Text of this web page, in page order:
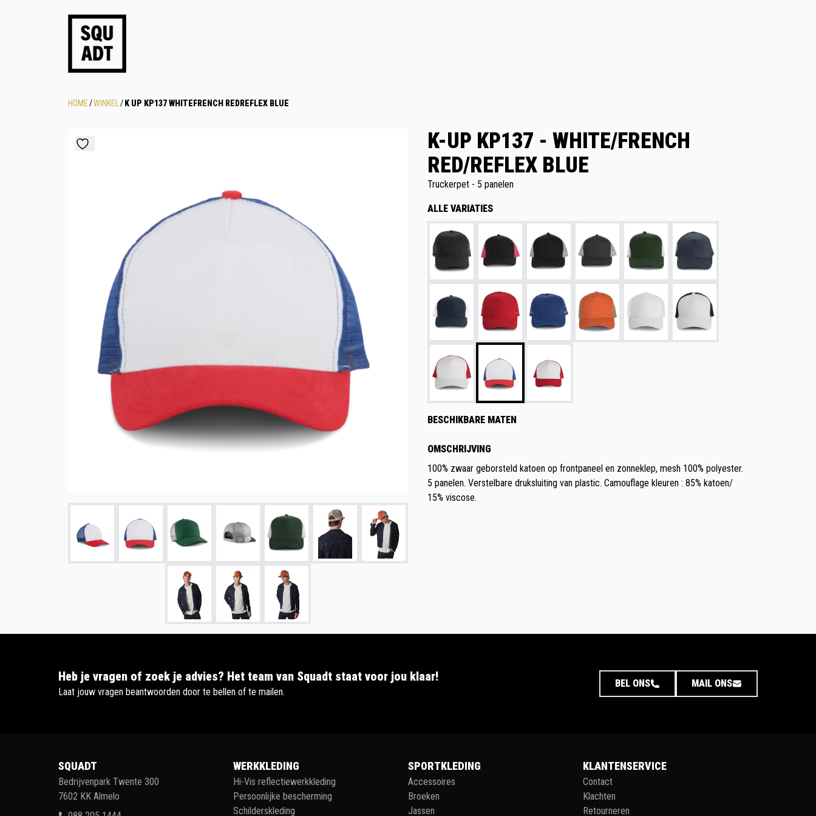
HOME/WINKEL / K UP KP137 WHITEFRENCH REDREFLEX BLUE
K-UP KP137 - WHITE/FRENCH
RED/REFLEX BLUE
Truckerpet - 5 panelen
ALLE VARIATIES
BESCHIKBARE MATEN
OMSCHRIJVING
100% zwaar geborsteld katoen op frontpaneel en zonneklep, mesh 100% polyester.
5 panelen. Verstelbare druksluiting van plastic. Camouflage kleuren : 85% katoen/
15% viscose.
Heb je vragen of zoek je advies? Het team van Squadt staat voor jou klaar!
Laat jouw vragen beantwoorden door te bellen of te mailen.
BEL ONS MAIL ONS
SQUADT
Bedrijvenpark Twente 300
7602 KK Almelo
WERKKLEDING
Hi-Vis reflectiewerkkleding
Persoonlijke bescherming
Schilderskleding
SPORTKLEDING
Accessoires
Broeken
Jassen
KLANTENSERVICE
Contact
Klachten
Retourneren